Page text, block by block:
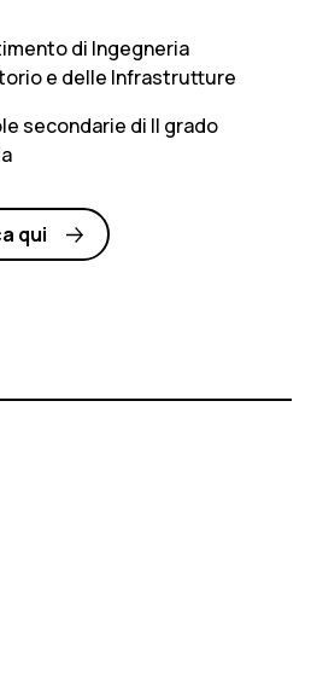
di Ingegneria
e delle Infrastrutture
secondarie di II grado
qui